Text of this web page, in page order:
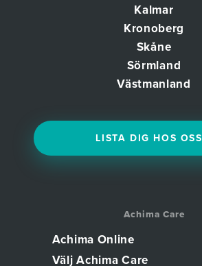
Kalmar
Kronoberg
Skåne
Sörmland
Västmanland
LISTA DIG HOS OSS
Achima Care
Achima Online
Välj Achima Care